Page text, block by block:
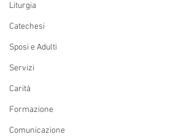
Liturgia
Catechesi
Sposi e Adulti
Servizi
Carità
Formazione
Comunicazione